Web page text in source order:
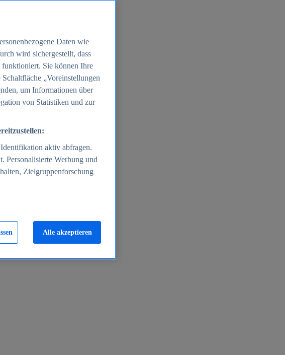
Daten wie
wird sichergestellt, dass
Sie können Ihre
„Voreinstellungen
um Informationen über
von Statistiken und zur
aktiv abfragen.
Personalisierte Werbung und
Zielgruppenforschung
Alle akzeptieren